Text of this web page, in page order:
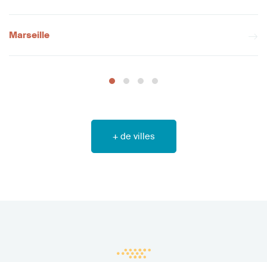
Marseille
+ de villes